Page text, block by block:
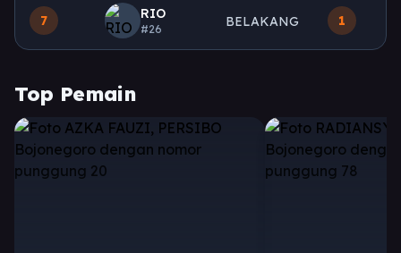
7 RIO
#26 BELAKANG 1
Top Pemain